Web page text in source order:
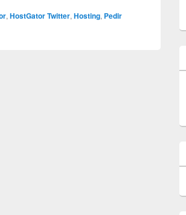
,HostGator Twitter,Hosting, Pedir